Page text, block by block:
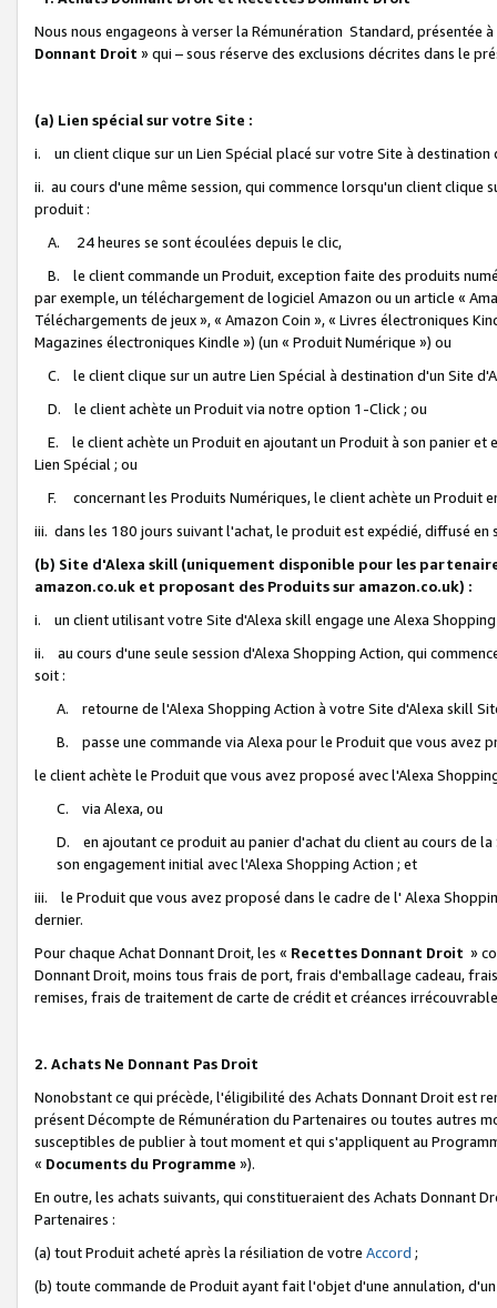
Nous nous engageons à verser la Rémunération Standard, présentée
Donnant Droit » qui – sous réserve des exclusions décrites dans le
(a) Lien spécial sur votre Site :
i. un client clique sur un Lien Spécial placé sur votre Site à destination
ii. au cours d'une même session, qui commence lorsqu'un client
produit :
A. 24 heures se sont écoulées depuis le clic,
B. le client commande un Produit, exception faite des produits
par exemple, un téléchargement de logiciel Amazon ou un article «
Téléchargements de jeux », « Amazon Coin », « Livres électroniques
Magazines électroniques Kindle ») (un « Produit Numérique ») ou
C. le client clique sur un autre Lien Spécial à destination d'un Site
D. le client achète un Produit via notre option 1-Click ; ou
E. le client achète un Produit en ajoutant un Produit à son panier et
Lien Spécial ; ou
F. concernant les Produits Numériques, le client achète un Produit
iii. dans les 180 jours suivant l'achat, le produit est expédié, diffusé
(b) Site d'Alexa skill (uniquement disponible pour les
amazon.co.uk et proposant des Produits sur amazon.co.uk) :
i. un client utilisant votre Site d'Alexa skill engage une Alexa
ii. au cours d'une seule session d'Alexa Shopping Action, qui
soit :
A. retourne de l'Alexa Shopping Action à votre Site d'Alexa skill
B. passe une commande via Alexa pour le Produit que vous avez
le client achète le Produit que vous avez proposé avec l'Alexa
C. via Alexa, ou
D. en ajoutant ce produit au panier d'achat du client au cours de
son engagement initial avec l'Alexa Shopping Action ; et
iii. le Produit que vous avez proposé dans le cadre de l' Alexa
dernier.
Pour chaque Achat Donnant Droit, les « Recettes Donnant Droit »
Donnant Droit, moins tous frais de port, frais d'emballage cadeau,
remises, frais de traitement de carte de crédit et créances
2. Achats Ne Donnant Pas Droit
Nonobstant ce qui précède, l'éligibilité des Achats Donnant Droit est
présent Décompte de Rémunération du Partenaires ou toutes autres
susceptibles de publier à tout moment et qui s'appliquent au
« Documents du Programme »).
En outre, les achats suivants, qui constitueraient des Achats Donnant
Partenaires :
(a) tout Produit acheté après la résiliation de votre Accord ;
(b) toute commande de Produit ayant fait l'objet d'une annulation,